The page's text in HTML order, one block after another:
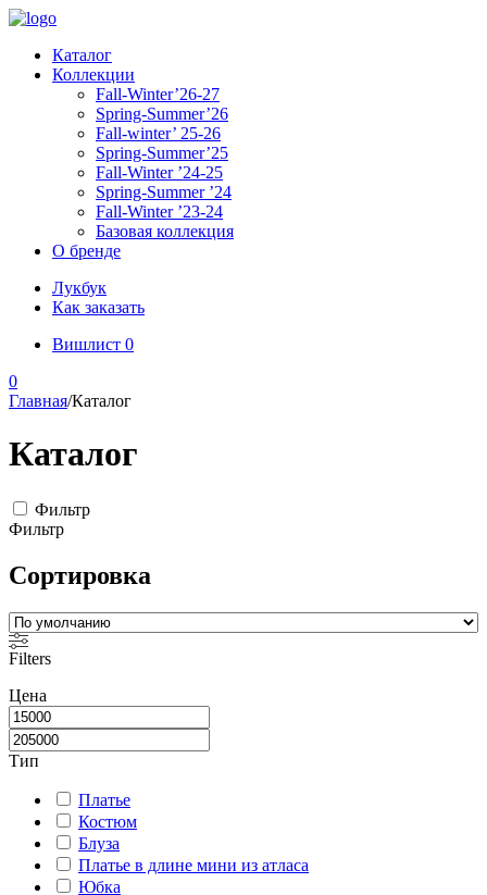
Каталог
Коллекции
Fall-Winter’26-27
Spring-Summer’26
Fall-winter’ 25-26
Spring-Summer’25
Fall-Winter ’24-25
Spring-Summer ’24
Fall-Winter ’23-24
Базовая коллекция
О бренде
Лукбук
Как заказать
Вишлист 0
0
Главная/Каталог
Каталог
Фильтр
Фильтр
Сортировка
Filters
Цена
Тип
Платье
Костюм
Блуза
Платье в длине мини из атласа
Юбка